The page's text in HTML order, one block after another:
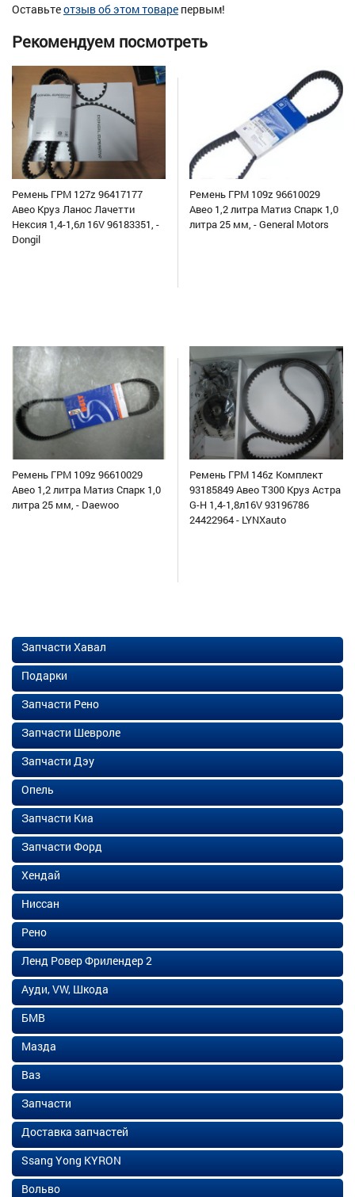
Оставьтеотзыв об этом товаре первым!
Рекомендуем посмотреть
Ремень ГРМ 127z 96417177
Авео Круз Ланос Лачетти
Нексия 1,4-1,6л 16V 96183351, -
Dongil
Ремень ГРМ 109z 96610029
Авео 1,2 литра Матиз Спарк 1,0
литра 25 мм, - General Motors
Ремень ГРМ 109z 96610029
Авео 1,2 литра Матиз Спарк 1,0
литра 25 мм, - Daewoo
Ремень ГРМ 146z Комплект
93185849 Авео Т300 Круз Астра
G-H 1,4-1,8л16V 93196786
24422964 - LYNXauto
Запчасти Хавал
Подарки
Запчасти Рено
Запчасти Шевроле
Запчасти Дэу
Опель
Запчасти Киа
Запчасти Форд
Хендай
Ниссан
Рено
Ленд Ровер Фрилендер 2
Ауди, VW, Шкода
БМВ
Мазда
Ваз
Запчасти
Доставка запчастей
Ssang Yong KYRON
Вольво